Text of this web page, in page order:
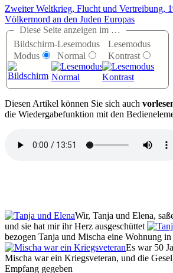
Zweiter Weltkrieg, Flucht und Vertreibung,
Völkermord an den Juden Europas
Diese Seite anzeigen im …
Bildschirm-
Modus
Lesemodus
Normal
Lesemodus
Kontrast
Diesen Artikel können Sie sich auch
die Wiedergabefunktion mit den
Wir, Tanja und Elena,
und sie hat mir ihr Herz ausgeschüttet
bezogen Tanja und Mischa eine Wohnung
Es war 50
Mischa war ein Kriegsveteran, und die
Empfang gegeben